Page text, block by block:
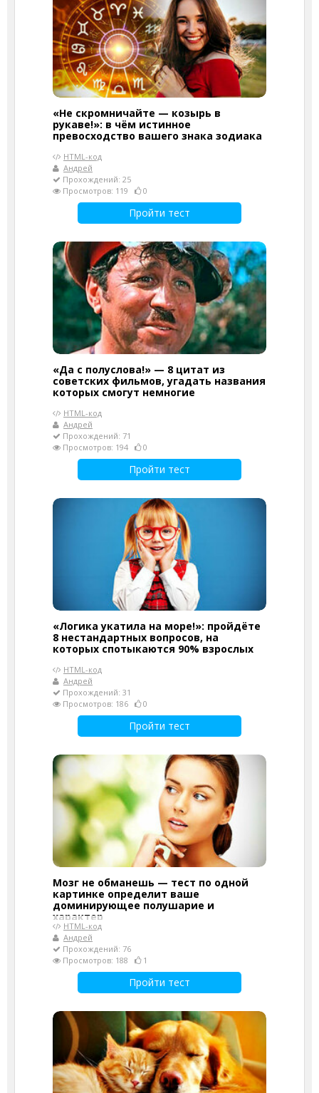
«Не скромничайте — козырь в
рукаве!»: в чём истинное
превосходство вашего знака зодиака
HTML-код
Андрей
Прохождений: 25
Просмотров: 119
0
Пройти тест
«Да с полуслова!» — 8 цитат из
советских фильмов, угадать названия
которых смогут немногие
HTML-код
Андрей
Прохождений: 71
Просмотров: 194
0
Пройти тест
«Логика укатила на море!»: пройдёте
8 нестандартных вопросов, на
которых спотыкаются 90% взрослых
HTML-код
Андрей
Прохождений: 31
Просмотров: 186
0
Пройти тест
Мозг не обманешь — тест по одной
картинке определит ваше
доминирующее полушарие и
характер
HTML-код
Андрей
Прохождений: 76
Просмотров: 188
1
Пройти тест